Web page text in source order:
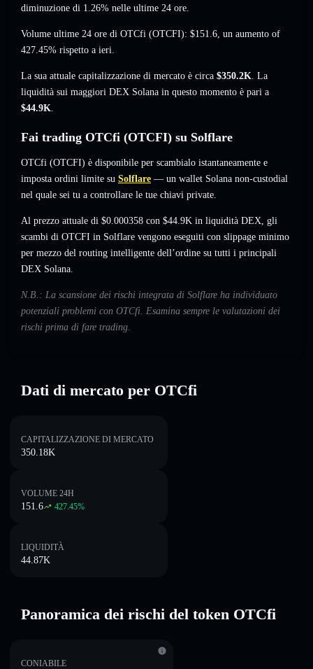
diminuzione di 1.26% nelle ultime 24 ore.
Volume ultime 24 ore di OTCfi (OTCFI): $151.6, un aumento of
427.45% rispetto a ieri.
La sua attuale capitalizzazione di mercato è circa $350.2K. La
liquidità sui maggiori DEX Solana in questo momento è pari a
$44.9K.
Fai trading OTCfi (OTCFI) su Solflare
OTCfi (OTCFI) è disponibile per scambialo istantaneamente e
imposta ordini limite su Solflare — un wallet Solana non-custodial
nel quale sei tu a controllare le tue chiavi private.
Al prezzo attuale di $0.000358 con $44.9K in liquidità DEX, gli
scambi di OTCFI in Solflare vengono eseguiti con slippage minimo
per mezzo del routing intelligente dell’ordine su tutti i principali
DEX Solana.
N.B.: La scansione dei rischi integrata di Solflare ha individuato
potenziali problemi con OTCfi. Esamina sempre le valutazioni dei
rischi prima di fare trading.
Dati di mercato per OTCfi
CAPITALIZZAZIONE DI MERCATO
350.18K
VOLUME 24H
151.6 427.45%
LIQUIDITÀ
44.87K
Panoramica dei rischi del token OTCfi
CONIABILE